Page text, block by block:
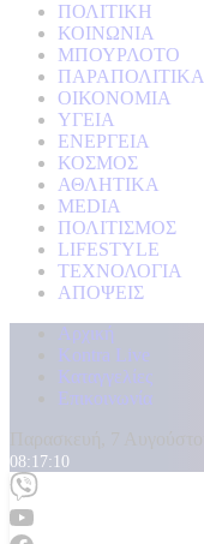
ΠΟΛΙΤΙΚΗ
ΚΟΙΝΩΝΙΑ
ΜΠΟΥΡΛΟΤΟ
ΠΑΡΑΠΟΛΙΤΙΚΑ
ΟΙΚΟΝΟΜΙΑ
ΥΓΕΙΑ
ΕΝΕΡΓΕΙΑ
ΚΟΣΜΟΣ
ΑΘΛΗΤΙΚΑ
MEDIA
ΠΟΛΙΤΙΣΜΟΣ
LIFESTYLE
ΤΕΧΝΟΛΟΓΙΑ
ΑΠΟΨΕΙΣ
Αρχική
Kontra Live
Καταγγελίες
Επικοινωνία
08:17:12